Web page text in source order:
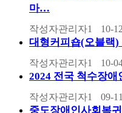
마…
작성자관리자1 10-12
대형커피숍(오블랙
작성자관리자1 10-
2024 전국 척수장애
작성자관리자1 09-11
중도장애인사회복